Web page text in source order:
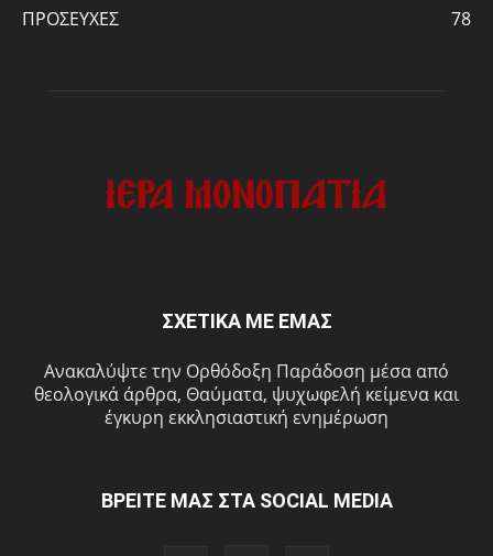
ΠΡΟΣΕΥΧΕΣ
78
ΣΧΕΤΙΚΑ ΜΕ ΕΜΑΣ
Ανακαλύψτε την Ορθόδοξη Παράδοση μέσα από
θεολογικά άρθρα, Θαύματα, ψυχωφελή κείμενα και
έγκυρη εκκλησιαστική ενημέρωση
ΒΡΕΙΤΕ ΜΑΣ ΣΤΑ SOCIAL MEDIA